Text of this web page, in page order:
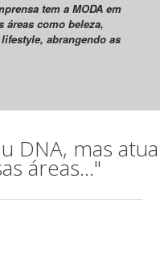
tem a MODA em
áreas como beleza,
abrangendo as
DNA, mas atua
áreas..."